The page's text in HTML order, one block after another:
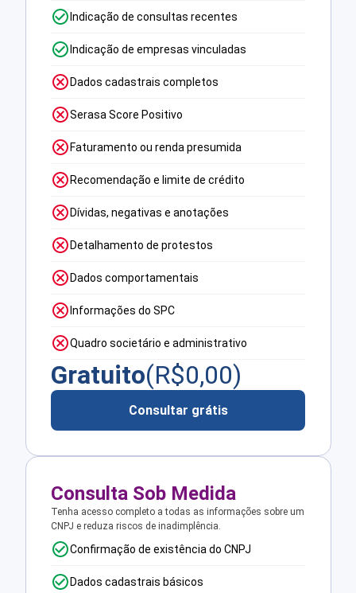
Indicação de consultas recentes
Indicação de empresas vinculadas
Dados cadastrais completos
Serasa Score Positivo
Faturamento ou renda presumida
Recomendação e limite de crédito
Dívidas, negativas e anotações
Detalhamento de protestos
Dados comportamentais
Informações do SPC
Quadro societário e administrativo
Gratuito(R$0,00)
Consultar grátis
Consulta Sob Medida
Tenha acesso completo a todas as informações sobre um
CNPJ e reduza riscos de inadimplência.
Confirmação de existência do CNPJ
Dados cadastrais básicos